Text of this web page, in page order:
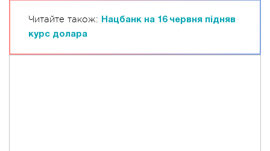
Читайте також:
Нацбанк на 16 червня підняв
курс долара